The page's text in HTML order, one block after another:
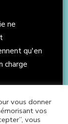
ne
qu'en
charge
vous donner
vos
vous